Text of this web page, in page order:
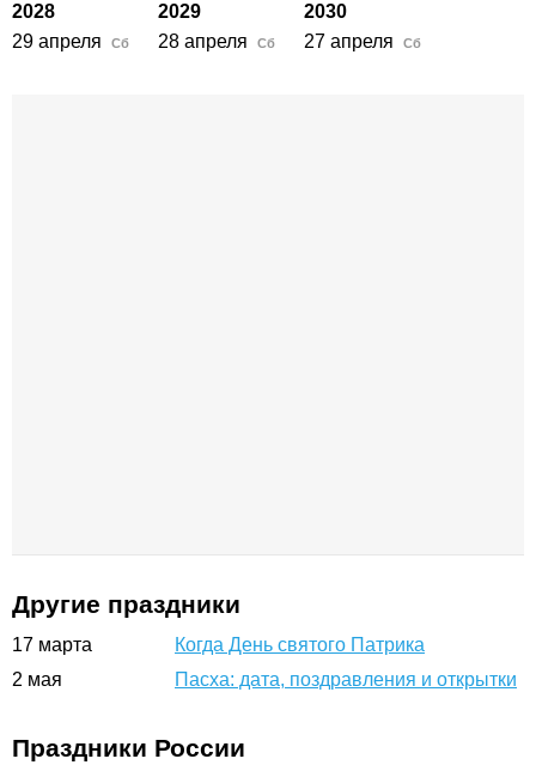
2028 2029
2030
29 апреля
Сб 28 апреля Сб 27 апреля Сб
Другие праздники
17 марта
Когда День святого Патрика
2 мая Пасха: дата, поздравления и открытки
Праздники России